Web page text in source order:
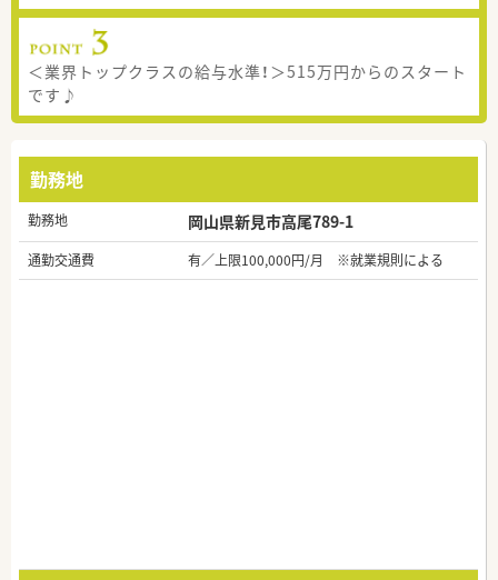
＜業界トップクラスの給与水準！＞515万円からのスタート
です♪
勤務地
勤務地 岡山県新見市高尾789-1
通勤交通費 有／上限100,000円/月 ※就業規則による